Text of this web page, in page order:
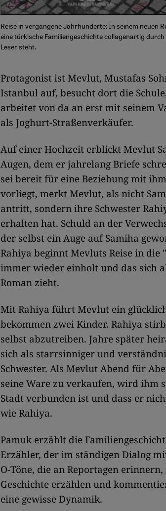
Reise in vergangene Jahrhunderte: In seinem neuen
eine türkische Familiengeschichte collagenartig
Leser steht.
Protagonist ist Mevlut, Mustafas
Istanbul auf, besucht dort die
arbeitet von da an erst mit seinem
als Joghurt-Straßenverkäufer.
Auf einer Hochzeit erblickt Mevlut
Augen, dem er jahrelang Briefe
sei bereit für eine Beziehung mit
vorliegt, merkt Mevlut, als nicht
antritt, sondern ihre Schwester
erhalten hat. Schuld an der
der selbst ein Auge auf Samiha
Rahiya beginnt Mevluts Reise in
immer wieder einholt und das sich
Roman zieht.
Mit Rahiya führt Mevlut ein
bekommen zwei Kinder. Rahiya
selbst abzutreiben. Jahre später
sich als starrsinniger und
Schwester. Als Mevlut Abend für
seine Ware zu verkaufen, wird ihm
Stadt verbunden ist und dass er
wie Rahiya.
Pamuk erzählt die
Erzähler, der im ständigen Dialog
O-Töne, die an Reportagen
Geschichte erzählen und
eine gewisse Dynamik.